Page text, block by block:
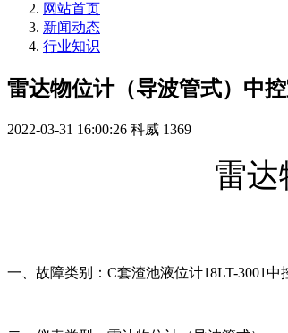
网站首页
新闻动态
行业知识
雷达物位计（导波管式）中
2022-03-31 16:00:26 科威 1369
雷达
一、故障类别：C套渣池液位计18LT-3001中